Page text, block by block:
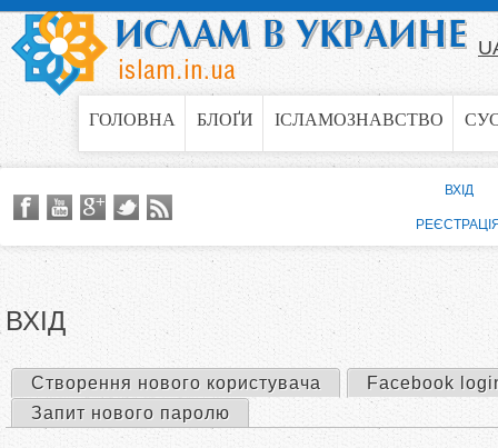
Jump to navigation
ГОЛОВНА БЛОҐИ ІСЛАМОЗНАВСТВО
ВХІД
Створення нового користувача
Facebook
Запит нового паролю
ВХІД